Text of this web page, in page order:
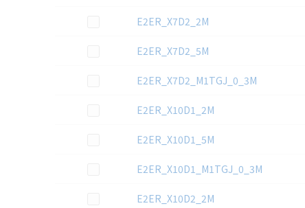
この資料を選択E2ER_X7D2_2M
この資料を選択E2ER_X7D2_5M
この資料を選択E2ER_X7D2_M1TGJ_0_3M
この資料を選択E2ER_X10D1_2M
この資料を選択E2ER_X10D1_5M
この資料を選択E2ER_X10D1_M1TGJ_0_3M
この資料を選択E2ER_X10D2_2M